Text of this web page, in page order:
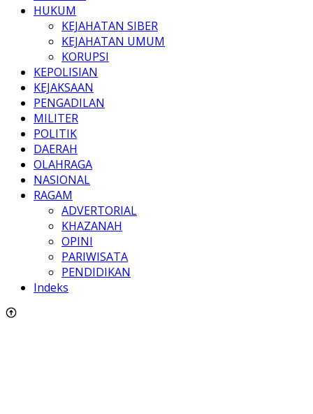
HUKUM
KEJAHATAN SIBER
KEJAHATAN UMUM
KORUPSI
KEPOLISIAN
KEJAKSAAN
PENGADILAN
MILITER
POLITIK
DAERAH
OLAHRAGA
NASIONAL
RAGAM
ADVERTORIAL
KHAZANAH
OPINI
PARIWISATA
PENDIDIKAN
Indeks